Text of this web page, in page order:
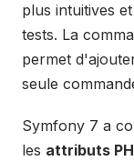
plus intuitives
tests. La
permet
seule
Symfony 7 a
les attributs